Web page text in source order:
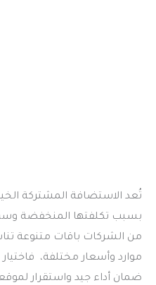
تُعد الاستضافة المشتركة
بسبب تكلفتها المنخفضة
من الشركات باقات متنوعة
موارد وأسعار مختلفة،
ضمان أداء جيد واستقرار